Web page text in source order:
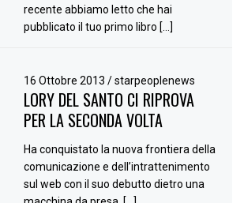
recente abbiamo letto che hai
pubblicato il tuo primo libro […]
16 Ottobre 2013/ starpeoplenews
LORY DEL SANTO CI RIPROVA
PER LA SECONDA VOLTA
Ha conquistato la nuova frontiera della
comunicazione e dell’intrattenimento
sul web con il suo debutto dietro una